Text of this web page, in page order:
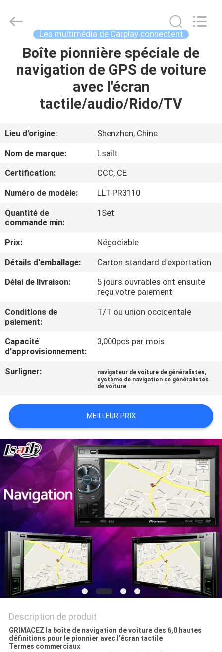
MAISON
AU
DE
NOUS
VISITE
D'USINE
CONTRÔLE
QUALITÉ
CONTACTEZ-
NOUS
CAS
PLAN
DU
SITE
PRIVACY
POLICY
Automobile
Electron
Les multimédia de Carplay connectent
Boîte pionnière spéciale de
navigation de GPS de voiture
avec l'écran
tactile/audio/Rido/TV
Lieu d'origine:
Shenzhen, Chine
Nom de marque:
Lsailt
Certification:
CCC, CE
Numéro de modèle:
LLT-PR3110
Quantité de
commande min:
1Set
Prix:
Négociable
Détails d'emballage:
Carton standard d'exportation
Délai de livraison:
5 jours ouvrables ont ensuite
reçu votre paiement
Conditions de
paiement:
T/T ou union occidentale
Capacité
d'approvisionnement:
3,000pcs par mois
Surligner: navigateur de voiture de généralistes,
système de navigation de généralistes
de voiture
MEILLEUR PRIX
Description de produit
GRIMACEZ la boîte de navigation de voiture des 6,0 hautes
définitions pour le pionnier avec l'écran tactile
Termes commerciaux